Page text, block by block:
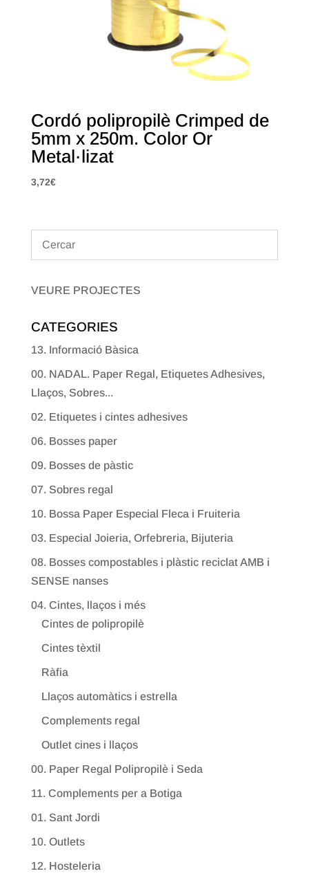
Cordó polipropilè Crimped de
5mm x 250m. Color Or
Metal·lizat
3,72€
VEURE PROJECTES
CATEGORIES
13. Informació Bàsica
00. NADAL. Paper Regal, Etiquetes Adhesives,
Llaços, Sobres...
02. Etiquetes i cintes adhesives
06. Bosses paper
09. Bosses de pàstic
07. Sobres regal
10. Bossa Paper Especial Fleca i Fruiteria
03. Especial Joieria, Orfebreria, Bijuteria
08. Bosses compostables i plàstic reciclat AMB i
SENSE nanses
04. Cintes, llaços i més
Cintes de polipropilè
Cintes tèxtil
Ràfia
Llaços automàtics i estrella
Complements regal
Outlet cines i llaços
00. Paper Regal Polipropilè i Seda
11. Complements per a Botiga
01. Sant Jordi
10. Outlets
12. Hosteleria